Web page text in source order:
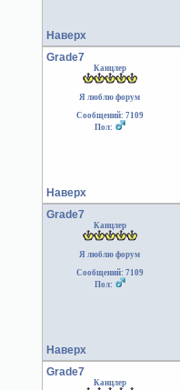
Наверх
Grade7
Канцлер
Я люблю форум
Сообщений: 7109
Пол:
Наверх
Grade7
Канцлер
Я люблю форум
Сообщений: 7109
Пол:
Наверх
Grade7
Канцлер